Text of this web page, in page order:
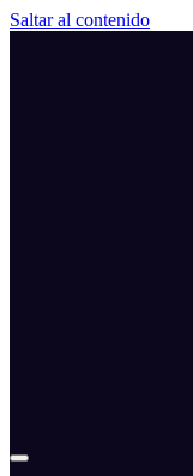
Saltar al contenido